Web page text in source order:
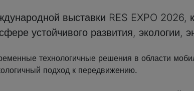
выставки RES EXPO 2026,
устойчивого развития, экологии,
технологичные решения в области
подход к передвижению.